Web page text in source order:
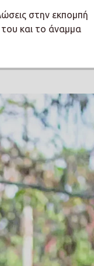
στην εκπομπή
και το άναμμα